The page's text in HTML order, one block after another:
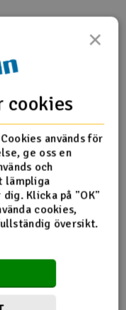
or rear) (2)
balls)
×
cookies
används för
ge oss en
och
lämpliga
Klicka på "OK"
cookies,
översikt.